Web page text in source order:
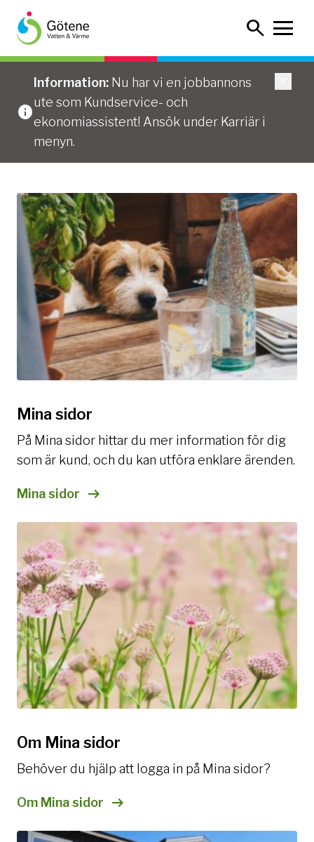
Hoppa
Sök
Information: Nu har vi en jobbannons
ute som Kundservice- och
ekonomiassistent! Ansök under Karriär i
menyn.
Hem / Kundservice
Kundservice
Mina sidor
På Mina sidor hittar du mer information för dig
som är kund, och du kan utföra enklare ärenden.
Mina sidor
Om Mina sidor
Behöver du hjälp att logga in på Mina sidor?
Om Mina sidor